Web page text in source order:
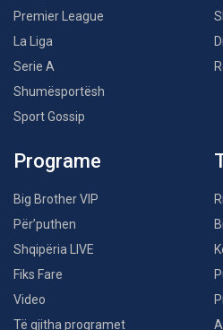
Premier League
La Liga
Serie A
Shumësportësh
Sport Gossip
Programe
Big Brother VIP
Për’puthen
Shqipëria LIVE
Fiks Fare
Video
Të gjitha programet